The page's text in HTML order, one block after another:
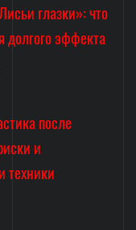
глазки»: что
долгого эффекта
после
и
техники